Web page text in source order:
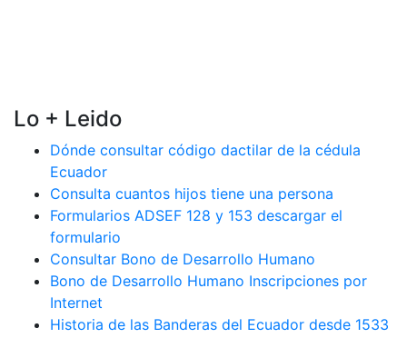
Lo + Leido
Dónde consultar código dactilar de la cédula
Ecuador
Consulta cuantos hijos tiene una persona
Formularios ADSEF 128 y 153 descargar el
formulario
Consultar Bono de Desarrollo Humano
Bono de Desarrollo Humano Inscripciones por
Internet
Historia de las Banderas del Ecuador desde 1533